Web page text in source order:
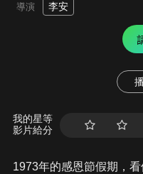
導演 李安
我的星等
影片給分
1973年的感恩節假期，